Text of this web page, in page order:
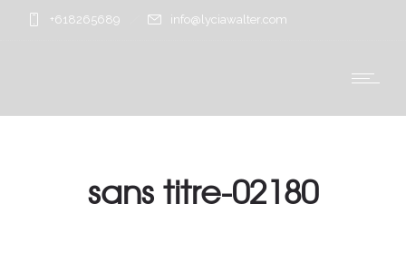
+618265689 info@lyciawalter.com
sans titre-02180